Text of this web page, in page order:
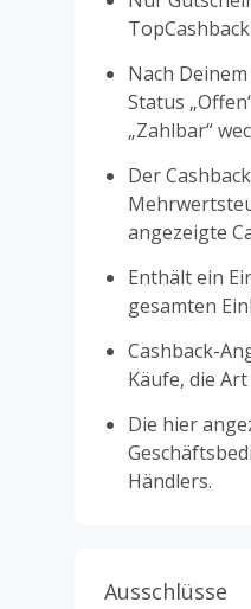
Nach
Status
„Zahlbar“
Der
angezeigte
Enthält ein
gesamten
Cashback-
Käufe, die
Die hier
Händlers.
Ausschlüsse